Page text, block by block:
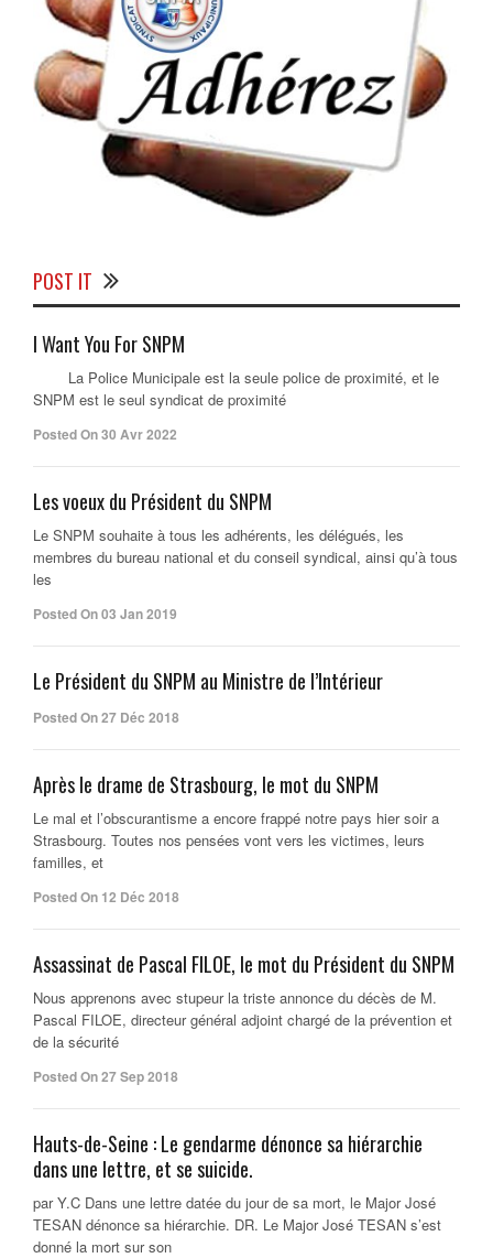
POST IT
I Want You For SNPM
La Police Municipale est la seule police de proximité, et le
SNPM est le seul syndicat de proximité
Posted On 30 Avr 2022
Les voeux du Président du SNPM
Le SNPM souhaite à tous les adhérents, les délégués, les
membres du bureau national et du conseil syndical, ainsi qu’à tous
les
Posted On 03 Jan 2019
Le Président du SNPM au Ministre de l’Intérieur
Posted On 27 Déc 2018
Après le drame de Strasbourg, le mot du SNPM
Le mal et l’obscurantisme a encore frappé notre pays hier soir a
Strasbourg. Toutes nos pensées vont vers les victimes, leurs
familles, et
Posted On 12 Déc 2018
Assassinat de Pascal FILOE, le mot du Président du SNPM
Nous apprenons avec stupeur la triste annonce du décès de M.
Pascal FILOE, directeur général adjoint chargé de la prévention et
de la sécurité
Posted On 27 Sep 2018
Hauts-de-Seine : Le gendarme dénonce sa hiérarchie
dans une lettre, et se suicide.
par Y.C Dans une lettre datée du jour de sa mort, le Major José
TESAN dénonce sa hiérarchie. DR. Le Major José TESAN s’est
donné la mort sur son